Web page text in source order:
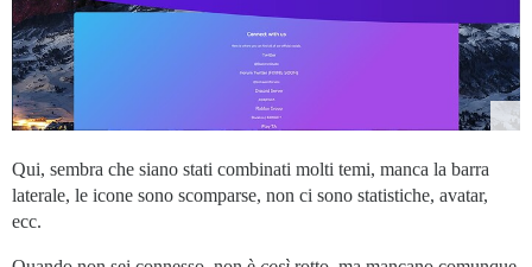
Qui, sembra che siano stati combinati molti temi, manca la barra
laterale, le icone sono scomparse, non ci sono statistiche, avatar,
ecc.